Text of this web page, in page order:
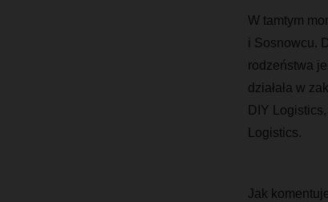
W tamtym
i Sosnowcu.
rodzeństwa
działała w
DIY
Logistics.
Jak